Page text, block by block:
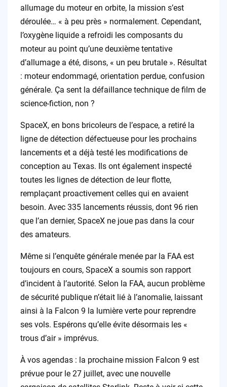
allumage du moteur en orbite, la mission s’est
déroulée… « à peu près » normalement. Cependant,
l’oxygène liquide a refroidi les composants du
moteur au point qu’une deuxième tentative
d’allumage a été, disons, « un peu brutale ». Résultat
: moteur endommagé, orientation perdue, confusion
générale. Ça sent la défaillance technique de film de
science-fiction, non ?
SpaceX, en bons bricoleurs de l’espace, a retiré la
ligne de détection défectueuse pour les prochains
lancements et a déjà testé les modifications de
conception au Texas. Ils ont également inspecté
toutes les lignes de détection de leur flotte,
remplaçant proactivement celles qui en avaient
besoin. Avec 335 lancements réussis, dont 96 rien
que l’an dernier, SpaceX ne joue pas dans la cour
des amateurs.
Même si l’enquête générale menée par la FAA est
toujours en cours, SpaceX a soumis son rapport
d’incident à l’autorité. Selon la FAA, aucun problème
de sécurité publique n’était lié à l’anomalie, laissant
ainsi à la Falcon 9 la lumière verte pour reprendre
ses vols. Espérons qu’elle évite désormais les «
trous d’air » imprévus.
À vos agendas : la prochaine mission Falcon 9 est
prévue pour le 27 juillet, avec une nouvelle